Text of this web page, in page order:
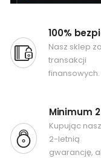
100%
Nasz sklep
transakcji
finansowych.
Minimum
Kupując
2-letnią
gwarancję,